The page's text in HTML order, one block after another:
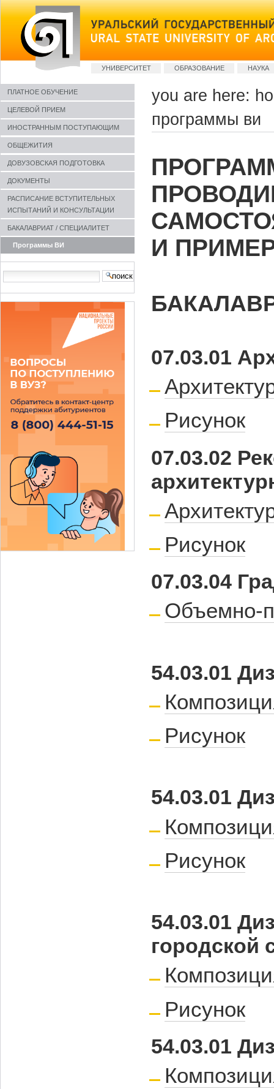
Skip
to
content
Sections
УНИВЕРСИТЕТ ОБРАЗОВАНИЕ НАУКА
ПЛАТНОЕ ОБУЧЕНИЕ
ЦЕЛЕВОЙ ПРИЕМ
ИНОСТРАННЫМ ПОСТУПАЮЩИМ
ОБЩЕЖИТИЯ
ДОВУЗОВСКАЯ ПОДГОТОВКА
ДОКУМЕНТЫ
РАСПИСАНИЕ ВСТУПИТЕЛЬНЫХ
ИСПЫТАНИЙ И КОНСУЛЬТАЦИИ
БАКАЛАВРИАТ / СПЕЦИАЛИТЕТ
Программы ВИ
search…
you are here:
программы ви
И
07.03.01
Рисунок
07.03.02
Рисунок
07.03.04
Объемно-
54.03.01
Рисунок
54.03.01
Рисунок
54.03.01
Рисунок
54.03.01